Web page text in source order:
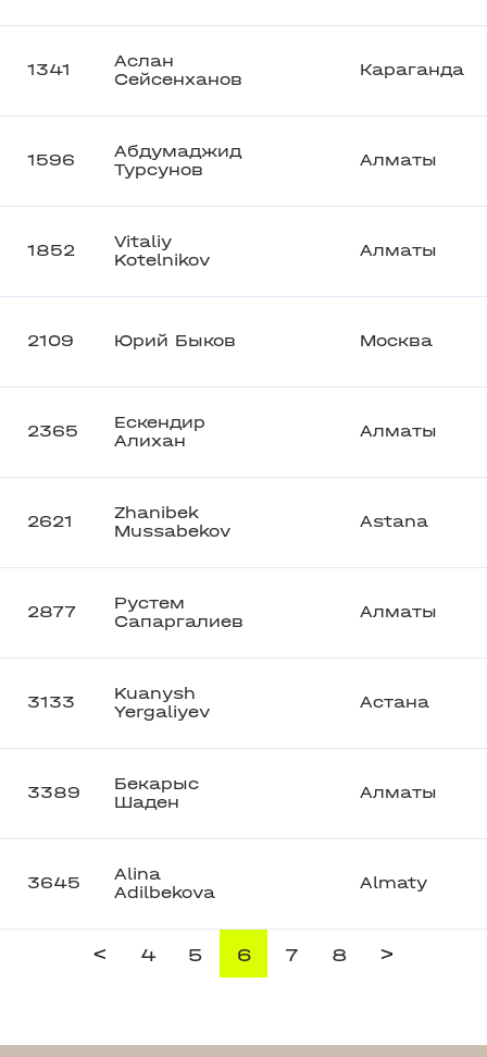
1341
Аслан
Сейсенханов
Караганда
1596
Абдумаджид
Турсунов
Алматы
1852
Vitaliy
Kotelnikov
Алматы
2109 Юрий Быков Москва
2365
Ескендир
Алихан
Алматы
2621
Zhanibek
Mussabekov
Astana
2877
Рустем
Сапаргалиев
Алматы
3133
Kuanysh
Yergaliyev
Астана
3389
Бекарыс
Шаден
Алматы
3645
Alina
Adilbekova
Almaty
< 4 5 6 7 8 >